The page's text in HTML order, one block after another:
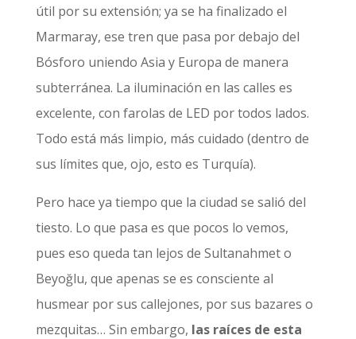
útil por su extensión; ya se ha finalizado el
Marmaray, ese tren que pasa por debajo del
Bósforo uniendo Asia y Europa de manera
subterránea. La iluminación en las calles es
excelente, con farolas de LED por todos lados.
Todo está más limpio, más cuidado (dentro de
sus límites que, ojo, esto es Turquía).
Pero hace ya tiempo que la ciudad se salió del
tiesto. Lo que pasa es que pocos lo vemos,
pues eso queda tan lejos de Sultanahmet o
Beyoğlu, que apenas se es consciente al
husmear por sus callejones, por sus bazares o
mezquitas… Sin embargo, las raíces de esta